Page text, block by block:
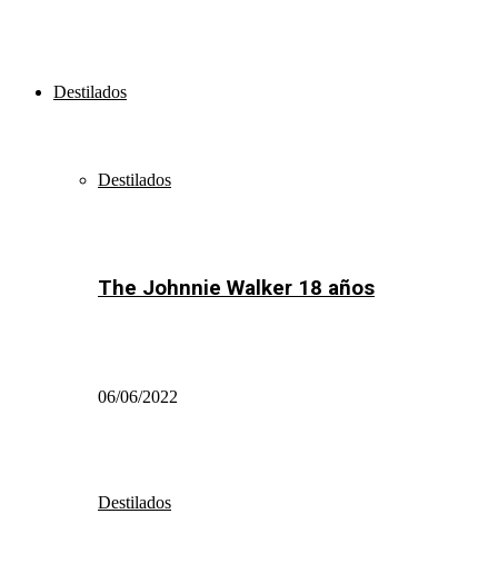
Destilados
Destilados
The Johnnie Walker 18 años
06/06/2022
Destilados